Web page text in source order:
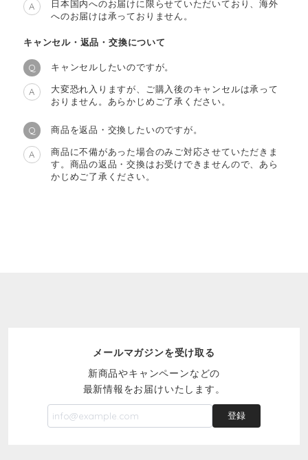
A
日本国内へのお届けに限らせていただいており、海外
へのお届けは承っておりません。
キャンセル・返品・交換について
Q キャンセルしたいのですが。
A
大変恐れ入りますが、ご購入後のキャンセルは承って
おりません。あらかじめご了承ください。
Q 商品を返品・交換したいのですが。
A
商品に不備があった場合のみご対応させていただきま
す。商品の返品・交換はお受けできませんので、あら
かじめご了承ください。
メールマガジンを受け取る
新商品やキャンペーンなどの
最新情報をお届けいたします。
登録